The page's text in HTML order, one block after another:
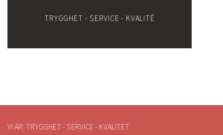
TRYGGHET - SERVICE - KVALITÉ
VI ÄR: TRYGGHET - SERVICE - KVALITET